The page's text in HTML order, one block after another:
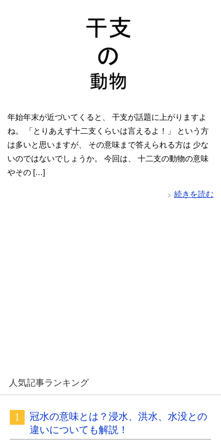
年始年末が近づいてくると、 干支が話題に上がりますよ
ね。 「とりあえず十二支くらいは言えるよ！」 という方
は多いと思いますが、 その意味まで答えられる方は 少な
いのではないでしょうか。 今回は、 十二支の動物の意味
やその […]
続きを読む
人気記事ランキング
冠水の意味とは？浸水、洪水、水没との
違いについても解説！